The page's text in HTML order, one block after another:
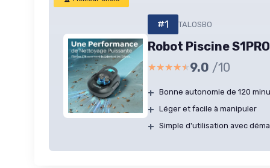
#1 TALOSBO
Robot Piscine
★★★★★
★★★★★9.0 /10
+ Bonne autonomie de 120
+ Léger et facile à manipuler
+ Simple d'utilisation avec